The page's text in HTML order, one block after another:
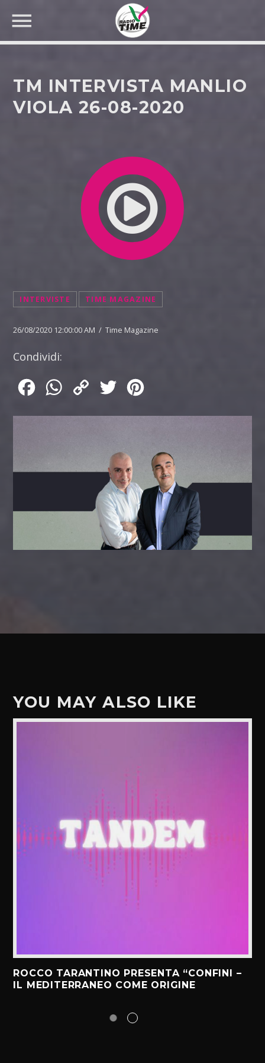
TM INTERVISTA MANLIO
VIOLA 26-08-2020
INTERVISTE TIME MAGAZINE
26/08/2020 12:00:00 AM / Time Magazine
Condividi:
FacebookWhatsApp
Copy
Twitter
YOU MAY ALSO LIKE
ROCCO TARANTINO PRESENTA “CONFINI –
IL MEDITERRANEO COME ORIGINE